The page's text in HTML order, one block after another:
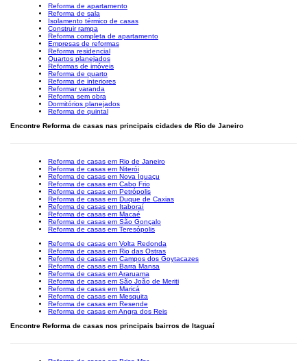
Reforma de apartamento
Reforma de sala
Isolamento térmico de casas
Construir rampa
Reforma completa de apartamento
Empresas de reformas
Reforma residencial
Quartos planejados
Reformas de imóveis
Reforma de quarto
Reforma de interiores
Reformar varanda
Reforma sem obra
Dormitórios planejados
Reforma de quintal
Encontre Reforma de casas nas principais cidades de Rio de Janeiro
Reforma de casas em Rio de Janeiro
Reforma de casas em Niterói
Reforma de casas em Nova Iguaçu
Reforma de casas em Cabo Frio
Reforma de casas em Petrópolis
Reforma de casas em Duque de Caxias
Reforma de casas em Itaboraí
Reforma de casas em Macaé
Reforma de casas em São Gonçalo
Reforma de casas em Teresópolis
Reforma de casas em Volta Redonda
Reforma de casas em Rio das Ostras
Reforma de casas em Campos dos Goytacazes
Reforma de casas em Barra Mansa
Reforma de casas em Araruama
Reforma de casas em São João de Meriti
Reforma de casas em Maricá
Reforma de casas em Mesquita
Reforma de casas em Resende
Reforma de casas em Angra dos Reis
Encontre Reforma de casas nos principais bairros de Itaguaí